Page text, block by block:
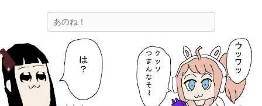
ひらちょんの中華端末隔離倉庫
ほたがページ上部にある検索バーを消してくれたサイトです。